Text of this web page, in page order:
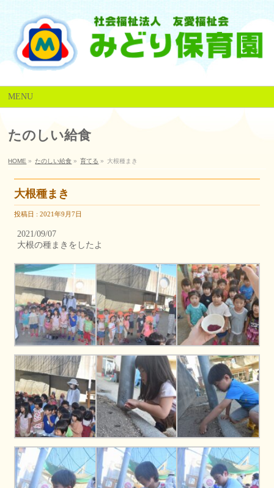
MENU
たのしい給食
HOME » たのしい給食 » 育てる » 大根種まき
大根種まき
投稿日 : 2021年9月7日
2021/09/07
大根の種まきをしたよ